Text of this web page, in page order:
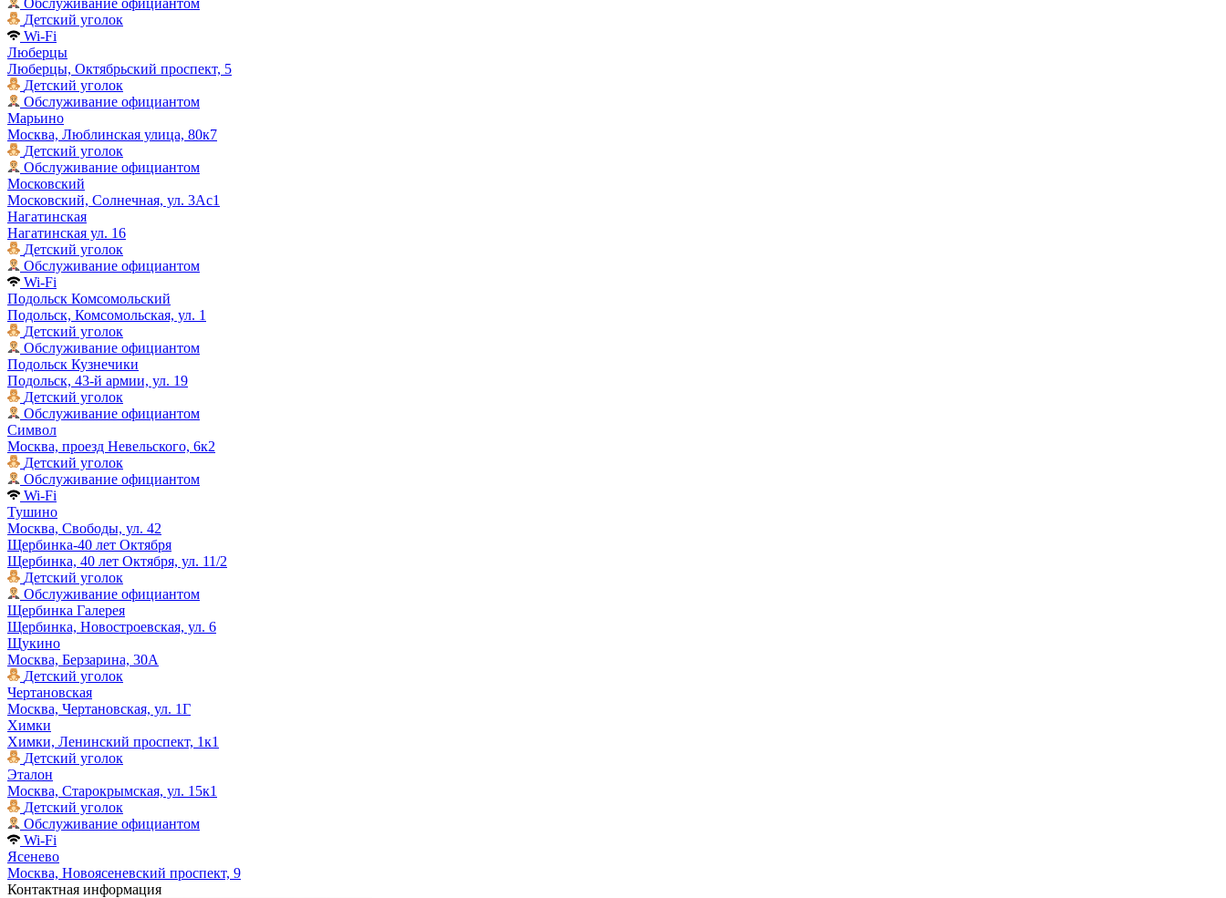
Детский уголок
Wi-Fi
Люберцы
Люберцы, Октябрьский проспект, 5
Детский уголок
Обслуживание официантом
Марьино
Москва, Люблинская улица, 80к7
Детский уголок
Обслуживание официантом
Московский
Московский, Солнечная, ул. 3Ас1
Нагатинская
Нагатинская ул. 16
Детский уголок
Обслуживание официантом
Wi-Fi
Подольск Комсомольский
Подольск, Комсомольская, ул. 1
Детский уголок
Обслуживание официантом
Подольск Кузнечики
Подольск, 43-й армии, ул. 19
Детский уголок
Обслуживание официантом
Символ
Москва, проезд Невельского, 6к2
Детский уголок
Обслуживание официантом
Wi-Fi
Тушино
Москва, Свободы, ул. 42
Щербинка-40 лет Октября
Щербинка, 40 лет Октября, ул. 11/2
Детский уголок
Обслуживание официантом
Щербинка Галерея
Щербинка, Новостроевская, ул. 6
Щукино
Москва, Берзарина, 30А
Детский уголок
Чертановская
Москва, Чертановская, ул. 1Г
Химки
Химки, Ленинский проспект, 1к1
Детский уголок
Эталон
Москва, Старокрымская, ул. 15к1
Детский уголок
Обслуживание официантом
Wi-Fi
Ясенево
Москва, Новоясеневский проспект, 9
Контактная информация